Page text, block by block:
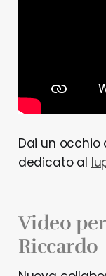
Dai un
dedicato al
Video
Riccardo